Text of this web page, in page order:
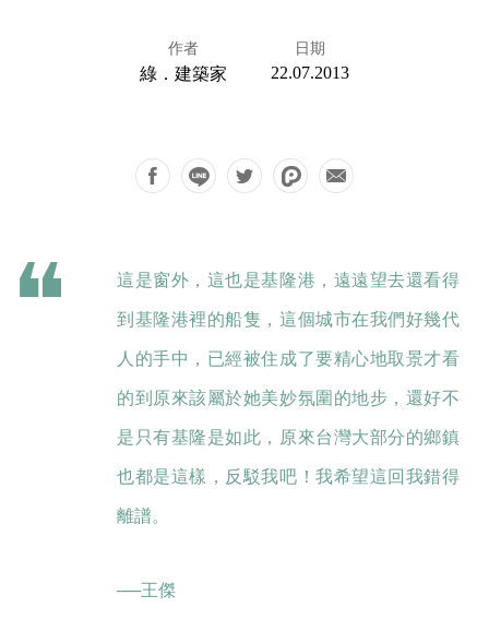
作者
綠．建築家
日期
22.07.2013
這是窗外，這也是基隆港，遠遠望去還看得
到基隆港裡的船隻，這個城市在我們好幾代
人的手中，已經被住成了要精心地取景才看
的到原來該屬於她美妙氛圍的地步，還好不
是只有基隆是如此，原來台灣大部分的鄉鎮
也都是這樣，反駁我吧！我希望這回我錯得
離譜。
──王傑